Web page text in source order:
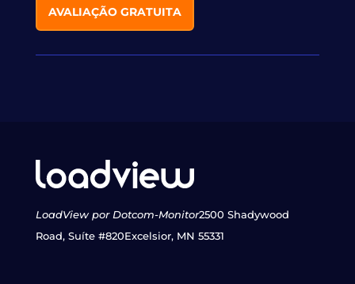
AVALIAÇÃO GRATUITA
LoadView por Dotcom-Monitor2500 Shadywood
Road, Suíte #820Excelsior, MN 55331